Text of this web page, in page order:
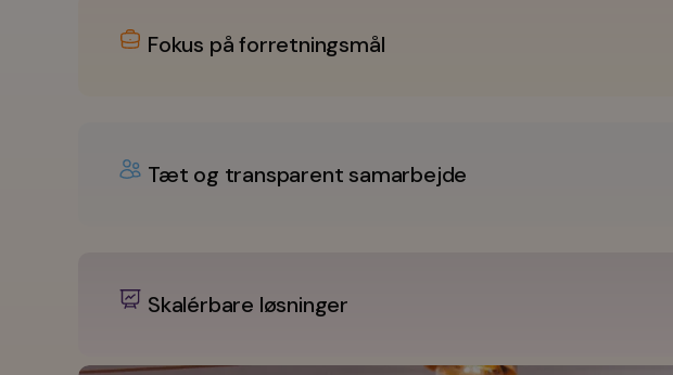
Fokus på forretningsmål
Tæt og transparent samarbejde
Skalérbare løsninger